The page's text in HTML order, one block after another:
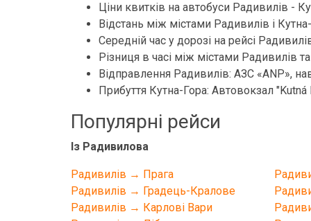
Ціни квитків на автобуси Радивилів -
Відстань між містами Радивилів і
Середній час у дорозі на рейсі
Різниця в часі між містами Радивилів
Відправлення Радивилів: АЗС «ANP»,
Прибуття Кутна-Гора: Автовокзал "Kutná
Популярні рейси
Із Радивилова
Радивилів → Прага
Радивилів → Градець-Кралове
Радивилів → Карлові Вари